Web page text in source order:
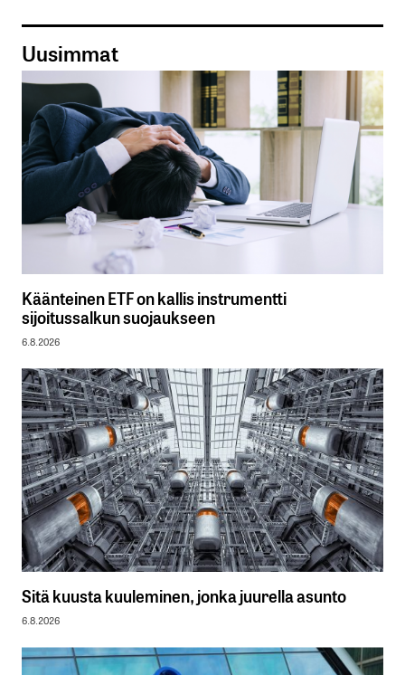
Uusimmat
Käänteinen ETF on kallis instrumentti
sijoitussalkun suojaukseen
6.8.2026
Sitä kuusta kuuleminen, jonka juurella asunto
6.8.2026